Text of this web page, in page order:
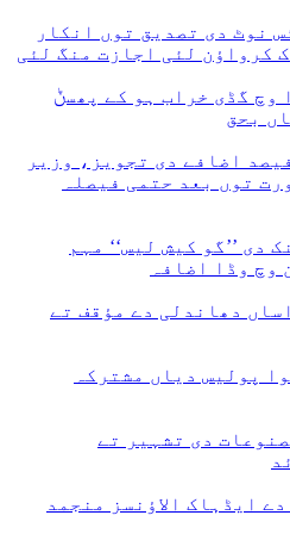
نوٹ دی تصدیق توں انکار
کرواؤن لئی اجازت منگ لئی
وچ گڈی خراب ہو کے پھسݨ
تنخواہواں وچ 10 توں 15 فیصد اضافے دی تجویز، وزیر
توں بعد حتمی فیصلہ
دی ’’گو کیش لیس‘‘ مہم
وچ وڈا اضافہ
دھاندلی دے مؤقف تے
پولیس دیاں مشترکہ
دی تشہیر تے